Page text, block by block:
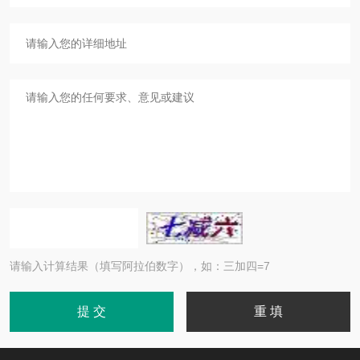
请输入计算结果（填写阿拉伯数字），如：三加四=7